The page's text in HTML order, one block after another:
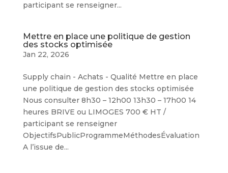
participant se renseigner...
Mettre en place une politique de gestion
des stocks optimisée
Jan 22, 2026
Supply chain - Achats - Qualité Mettre en place
une politique de gestion des stocks optimisée
Nous consulter 8h30 – 12h00 13h30 – 17h00 14
heures BRIVE ou LIMOGES 700 € HT /
participant se renseigner
ObjectifsPublicProgrammeMéthodesÉvaluation
A l’issue de...